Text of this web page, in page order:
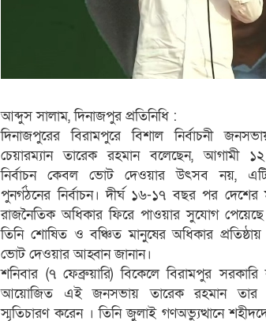
আব্দুস সালাম, দিনাজপুর প্রতিনিধি :
​দিনাজপুরের বিরামপুরে বিশাল নির্বাচনী
চেয়ারম্যান তারেক রহমান বলেছেন, আগামী ১২
নির্বাচন কেবল ভোট দেওয়ার উৎসব নয়, এটি
পুনর্গঠনের নির্বাচন। দীর্ঘ ১৬-১৭ বছর পর দেশের
রাজনৈতিক অধিকার ফিরে পাওয়ার সুযোগ
তিনি শোষিত ও বঞ্চিত মানুষের অধিকার প্রতিষ্ঠায়
ভোট দেওয়ার আহ্বান জানান।
​শনিবার (৭ ফেব্রুয়ারি) বিকেলে বিরামপুর
আয়োজিত এই জনসভায় তারেক রহমান তার
স্মৃতিচারণ করেন । তিনি জুলাই গণঅভ্যুত্থানে